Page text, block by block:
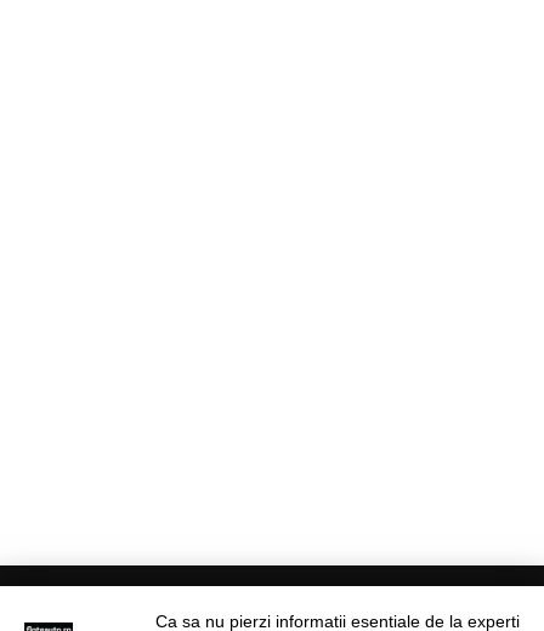
Ca sa nu pierzi informatii esentiale de la experti